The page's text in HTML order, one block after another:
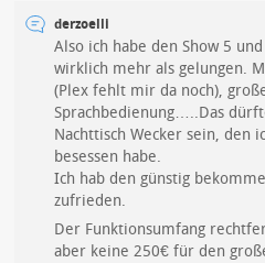
derzoelli
Also ich habe den Show 5
wirklich mehr als gelungen.
(Plex fehlt mir da noch),
Sprachbedienung…..Das
Nachttisch Wecker sein, den
besessen habe.
Ich hab den günstig
zufrieden.
Der Funktionsumfang
aber keine 250€ für den